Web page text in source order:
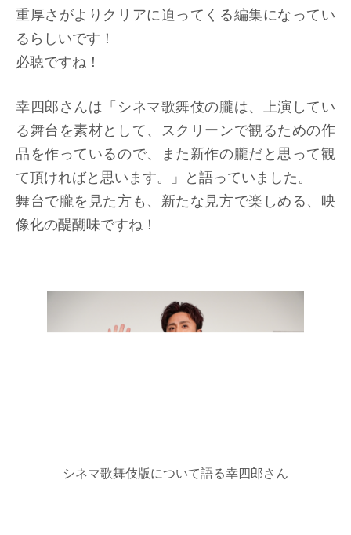
重厚さがよりクリアに迫ってくる編集になってい
るらしいです！
必聴ですね！
幸四郎さんは「シネマ歌舞伎の朧は、上演してい
る舞台を素材として、スクリーンで観るための作
品を作っているので、また新作の朧だと思って観
て頂ければと思います。」と語っていました。
舞台で朧を見た方も、新たな見方で楽しめる、映
像化の醍醐味ですね！
シネマ歌舞伎版について語る幸四郎さん